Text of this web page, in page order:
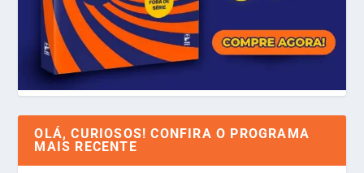
OLÁ, CURIOSOS! CONFIRA O PROGRAMA
MAIS RECENTE